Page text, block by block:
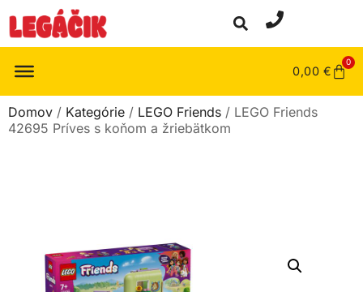
0,00 €
0
Domov / Kategórie / LEGO Friends / LEGO Friends
42695 Príves s koňom a žriebätkom